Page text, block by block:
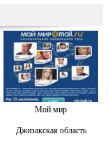
Мой мир
Джизакская область